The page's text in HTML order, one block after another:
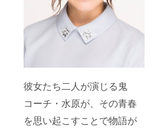
彼女たち二人が演じる鬼
コーチ・水原が、その青春
を思い起こすことで物語が